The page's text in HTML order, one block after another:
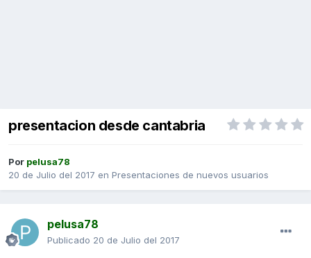
presentacion desde cantabria
Por pelusa78
20 de Julio del 2017 en Presentaciones de nuevos usuarios
pelusa78
Publicado 20 de Julio del 2017